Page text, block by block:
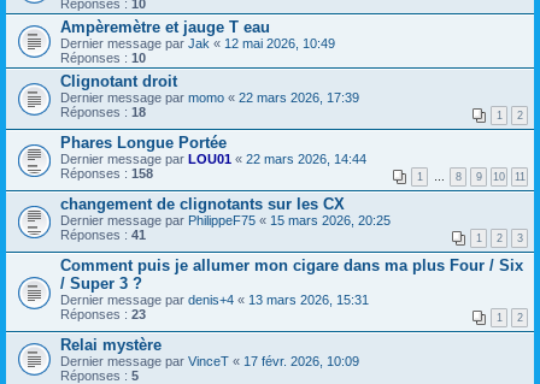
Réponses : 10
Ampèremètre et jauge T eau
Dernier message par Jak « 12 mai 2026, 10:49
Réponses : 10
Clignotant droit
Dernier message par momo « 22 mars 2026, 17:39
Réponses : 18 1 2
Phares Longue Portée
Dernier message par LOU01 « 22 mars 2026, 14:44
Réponses : 158 1 … 8 9 10 11
changement de clignotants sur les CX
Dernier message par PhilippeF75 « 15 mars 2026, 20:25
Réponses : 41 1 2 3
Comment puis je allumer mon cigare dans ma plus Four / Six
/ Super 3 ?
Dernier message par denis+4 « 13 mars 2026, 15:31
Réponses : 23 1 2
Relai mystère
Dernier message par VinceT « 17 févr. 2026, 10:09
Réponses : 5